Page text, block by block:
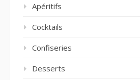
Apéritifs
Cocktails
Confiseries
Desserts